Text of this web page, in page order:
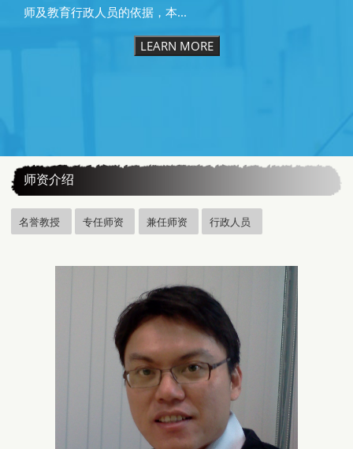
师及教育行政人员的依据，本...
LEARN MORE
师资介绍
名誉教授 专任师资 兼任师资 行政人员